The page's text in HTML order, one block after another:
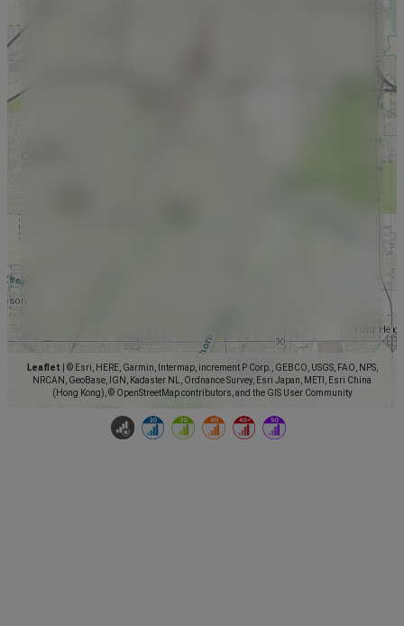
Leaflet
© Esri, HERE, Garmin, Intermap, increment P Corp., GEBCO, USGS, FAO, NPS,
NRCAN, GeoBase, IGN, Kadaster NL, Ordnance Survey, Esri Japan, METI, Esri China
(Hong Kong), © OpenStreetMap contributors, and the GIS User Community